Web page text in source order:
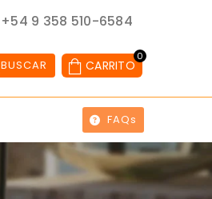
+54 9 358 510-6584
BUSCAR
0
CARRITO
FAQs